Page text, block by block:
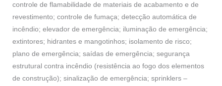
controle de flamabilidade de materiais de acabamento e de
revestimento; controle de fumaça; detecção automática de
incêndio; elevador de emergência; iluminação de emergência;
extintores; hidrantes e mangotinhos; isolamento de risco;
plano de emergência; saídas de emergência; segurança
estrutural contra incêndio (resistência ao fogo dos elementos
de construção); sinalização de emergência; sprinklers –